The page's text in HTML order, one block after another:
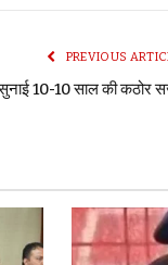
PREVIOUS
10-10 साल की कठोर